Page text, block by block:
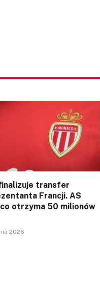
transfer
Francji. AS
otrzyma 50 milionów
2026